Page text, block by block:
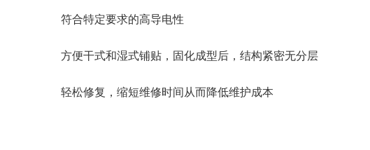
符合特定要求的高导电性
方便干式和湿式铺贴，固化成型后，结构紧密无分层
轻松修复，缩短维修时间从而降低维护成本